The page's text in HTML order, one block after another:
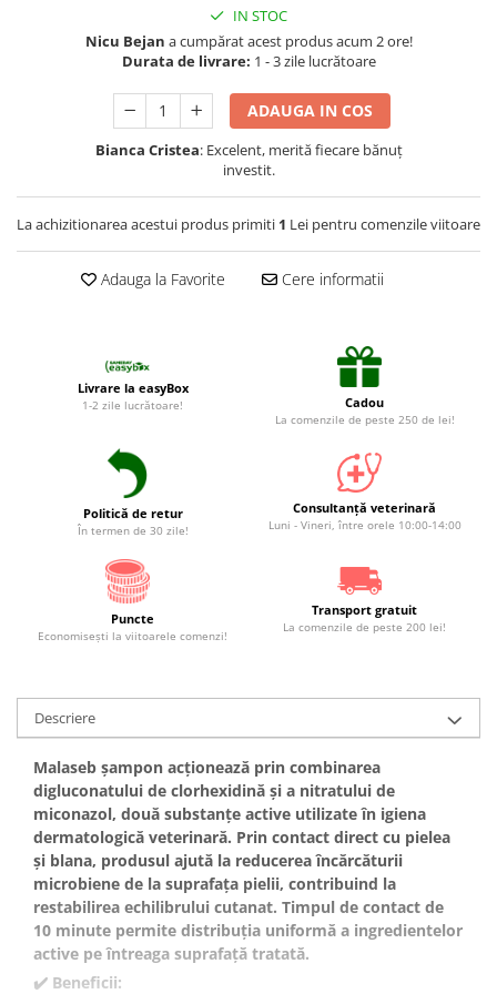
Suplimente și vitamine păsări și
Gel antiinflamator
IN STOC
Nicu Bejan a cumpărat acest produs acum 2 ore!
Durata de livrare: 1 - 3 zile lucrătoare
ADAUGA IN COS
Bianca Cristea: Excelent, merită fiecare bănuț
investit.
La achizitionarea acestui produs primiti 1 Lei pentru comenzile viitoare
Adauga la Favorite Cere informatii
Livrare la easyBox
1-2 zile lucrătoare! Cadou
La comenzile de peste 250 de lei!
Politică de retur
În termen de 30 zile!
Consultanță veterinară
Luni - Vineri, între orele 10:00-14:00
Puncte
Economiseşti la viitoarele comenzi!
Transport gratuit
La comenzile de peste 200 lei!
Descriere
Malaseb șampon acționează prin combinarea
digluconatului de clorhexidină și a nitratului de
miconazol, două substanțe active utilizate în igiena
dermatologică veterinară. Prin contact direct cu pielea
și blana, produsul ajută la reducerea încărcăturii
microbiene de la suprafața pielii, contribuind la
restabilirea echilibrului cutanat. Timpul de contact de
10 minute permite distribuția uniformă a ingredientelor
active pe întreaga suprafață tratată.
✔️ Beneficii: